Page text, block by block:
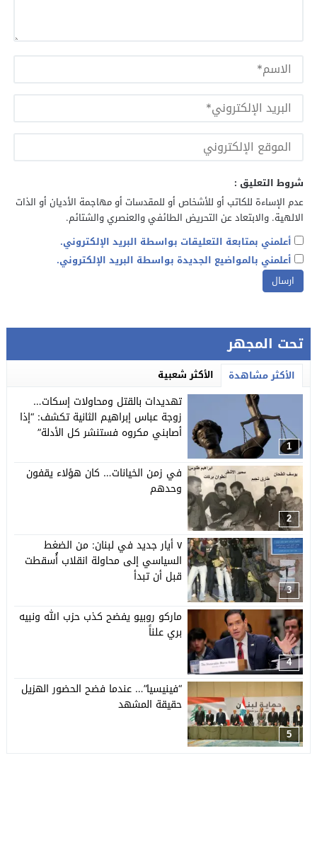
شروط التعليق :
عدم الإساءة للكاتب أو للأشخاص أو للمقدسات أو مهاجمة الأديان أو الذات
الالهية. والابتعاد عن التحريض الطائفي والعنصري والشتائم.
أعلمني بمتابعة التعليقات بواسطة البريد الإلكتروني.
أعلمني بالمواضيع الجديدة بواسطة البريد الإلكتروني.
تحت المجهر
الأكثر مشاهدة الأكثر شعبية
1
تهديدات بالقتل ومحاولات إسكات…
زوجة عباس إبراهيم الثانية تكشف: “إذا
أصابني مكروه فستنشر كل الأدلة”
2
في زمن الخيانات… كان هؤلاء يقفون
وحدهم
3
٧ أيار جديد في لبنان: من الضغط
السياسي إلى محاولة انقلاب أُسقطت
قبل أن تبدأ
4
ماركو روبيو يفضح كذب حزب الله ونبيه
بري علناً
5
“فينيسيا”… عندما فضح الحضور الهزيل
حقيقة المشهد